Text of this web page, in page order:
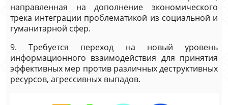
направленная на дополнение экономического
трека интеграции проблематикой из социальной и
гуманитарной сфер.
9. Требуется переход на новый уровень
информационного взаимодействия для принятия
эффективных мер против различных деструктивных
ресурсов, агрессивных выпадов.